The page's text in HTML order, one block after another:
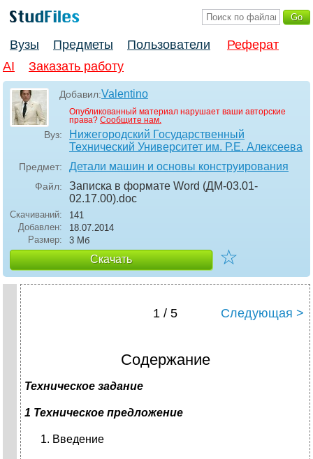
Вузы Предметы Пользователи
Реферат
AI
Заказать работу
Добавил:Valentino
Опубликованный материал нарушает ваши авторские
права? Сообщите нам.
Вуз:
Нижегородский Государственный
Технический Университет им. Р.Е. Алексеева
Предмет: Детали машин и основы конструирования
Файл:
Записка в формате Word (ДМ-03.01-
02.17.00).doc
Скачиваний:
141
Добавлен:
18.07.2014
Размер:
3 Мб
Скачать ☆
1 / 5 Следующая >
Содержание
Техническое задание
1 Техническое предложение
Введение